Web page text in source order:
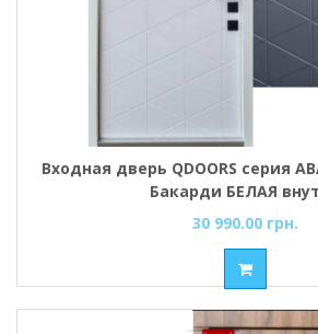
Входная дверь QDOORS серия
Бакарди БЕЛАЯ
30 990.00 грн.